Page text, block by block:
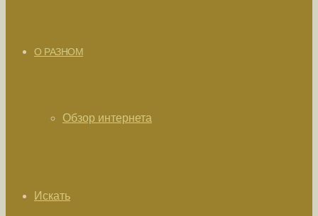
О РАЗНОМ
Обзор интернета
Искать